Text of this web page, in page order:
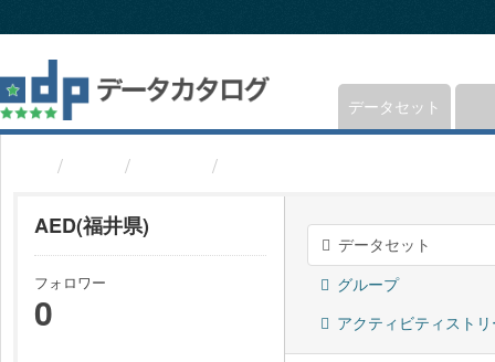
キ
プ
し
て
データセット
AED(福井県)
フォロワー
0
データセット
グループ
アクティビティスト